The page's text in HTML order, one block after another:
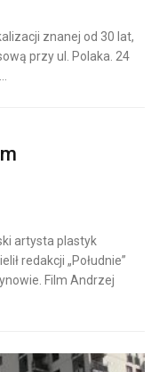
znanej od 30 lat,
przy ul. Polaka. 24
artysta plastyk
redakcji „Południe”
Film Andrzej